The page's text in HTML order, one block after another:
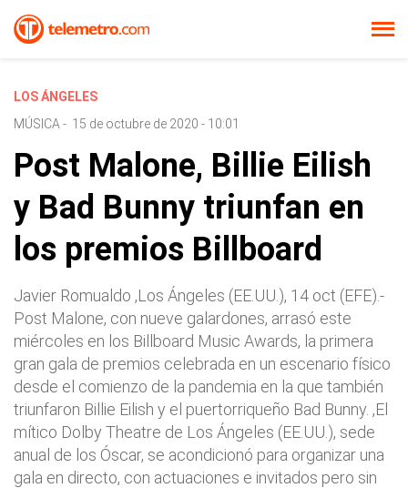
LOS ÁNGELES
MÚSICA - 15 de octubre de 2020 - 10:01
Post Malone, Billie Eilish
y Bad Bunny triunfan en
los premios Billboard
Javier Romualdo ,Los Ángeles (EE.UU.), 14 oct (EFE).-
Post Malone, con nueve galardones, arrasó este
miércoles en los Billboard Music Awards, la primera
gran gala de premios celebrada en un escenario físico
desde el comienzo de la pandemia en la que también
triunfaron Billie Eilish y el puertorriqueño Bad Bunny. ,El
mítico Dolby Theatre de Los Ángeles (EE.UU.), sede
anual de los Óscar, se acondicionó para organizar una
gala en directo, con actuaciones e invitados pero sin